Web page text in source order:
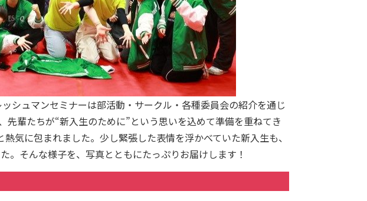
シュマンセミナーは部活動・サークル・各種委員会の紹介を通じ
輩たちが“新入生のために”という思いを込めて準備を重ねてき
気に包まれました。少し緊張した表情を浮かべていた新入生も、
そんな様子を、写真とともにたっぷりお届けします！